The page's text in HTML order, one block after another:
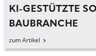
KI-GESTÜTZTE
BAUBRANCHE
zum Artikel